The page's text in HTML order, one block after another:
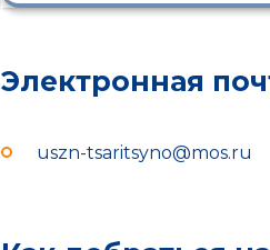
Электронная
uszn-tsaritsyno@mos.ru